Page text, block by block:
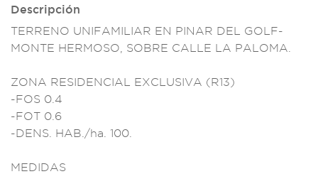
Descripción
TERRENO UNIFAMIL IAR EN PINAR DEL GOL F-
MONTE HERMOSO, SOBRE CALLE LA PALOMA.
ZONA RESIDENCIAL EXCL USIVA (R13)
-FOS 0.4
-FOT 0.6
-DENS. HAB./ha. 100.
MEDIDAS